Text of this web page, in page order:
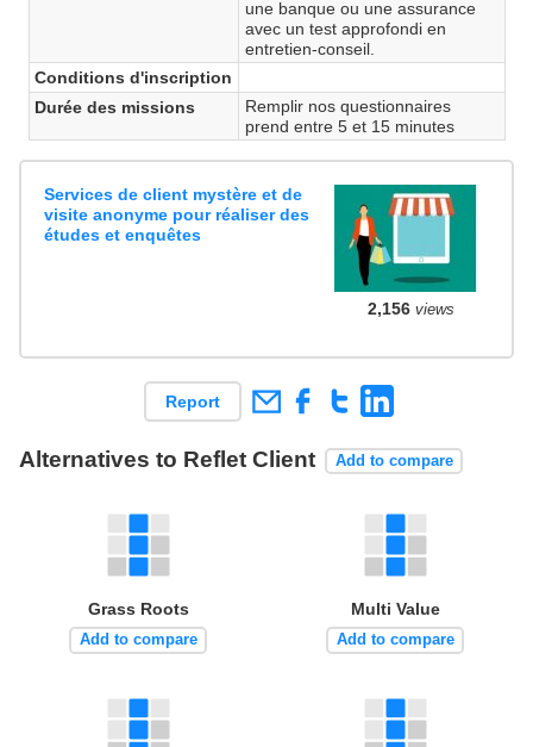
une banque ou une assurance
avec un test approfondi en
entretien-conseil.
Conditions d'inscription
Durée des missions
Remplir nos questionnaires
prend entre 5 et 15 minutes
Services de client mystère et de
visite anonyme pour réaliser des
études et enquêtes
2,156views
Report
Alternatives to Reflet Client Add to compare
Grass Roots
Add to compare
Multi Value
Add to compare